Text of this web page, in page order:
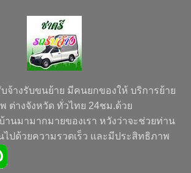
จ้างรับขนย้าย มีคนยกของให้ บริการย้าย
ต่างจังหวัด ทั่วไทย 24ชม.ด้วย
นมามากมายของเรา หวังว่าจะช่วยท่าน
ไปด้วยความรวดเร็ว และมีประสิทธิภาพ